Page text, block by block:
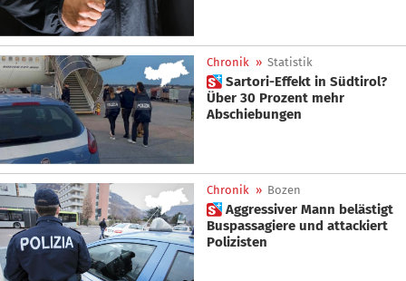
Chronik » Statistik
 Sartori-Effekt in Südtirol?
Über 30 Prozent mehr
Abschiebungen
Chronik » Bozen
 Aggressiver Mann belästigt
Buspassagiere und attackiert
Polizisten